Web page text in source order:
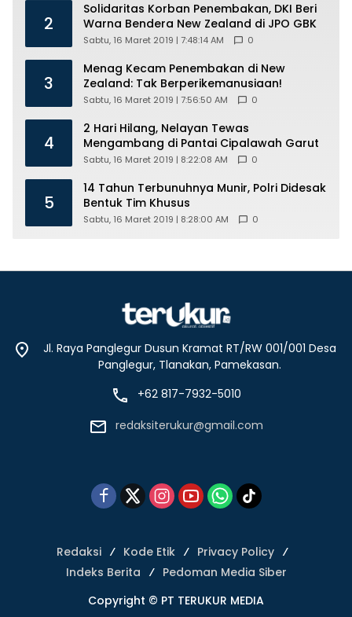
2
Solidaritas Korban Penembakan, DKI Beri
Warna Bendera New Zealand di JPO GBK
Sabtu, 16 Maret 2019 | 7:48:14 AM 0
3
Menag Kecam Penembakan di New
Zealand: Tak Berperikemanusiaan!
Sabtu, 16 Maret 2019 | 7:56:50 AM 0
4
2 Hari Hilang, Nelayan Tewas
Mengambang di Pantai Cipalawah Garut
Sabtu, 16 Maret 2019 | 8:22:08 AM 0
5
14 Tahun Terbunuhnya Munir, Polri Didesak
Bentuk Tim Khusus
Sabtu, 16 Maret 2019 | 8:28:00 AM 0
Jl. Raya Panglegur Dusun Kramat RT/RW 001/001 Desa
Panglegur, Tlanakan, Pamekasan.
+62 817-7932-5010
redaksiterukur@gmail.com
Redaksi Kode Etik
Privacy Policy
Indeks Berita
Pedoman Media Siber
Copyright © PT TERUKUR MEDIA